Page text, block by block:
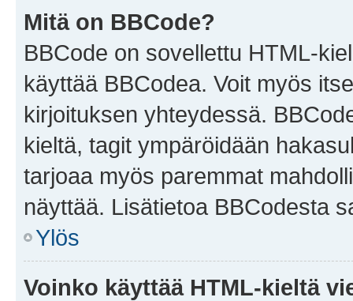
Mitä on BBCode?
BBCode on sovellettu HTML-
käyttää BBCodea. Voit myös
kirjoituksen yhteydessä.
kieltä, tagit ympäröidään
tarjoaa myös paremmat
näyttää. Lisätietoa BBCodesta
Ylös
Voinko käyttää HTML-kieltä